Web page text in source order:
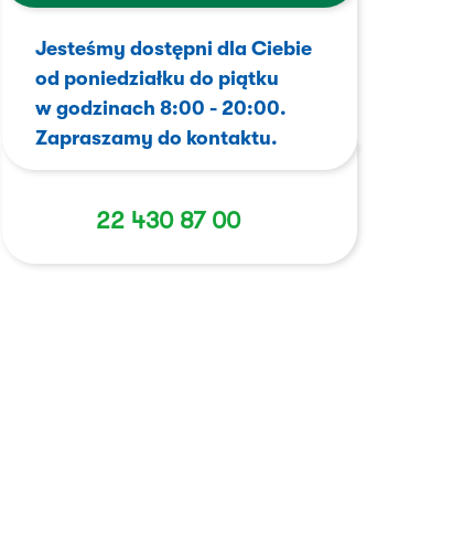
Jesteśmy dostępni dla Ciebie
od poniedziałku do piątku
w godzinach 8:00 - 20:00.
Zapraszamy do kontaktu.
22 430 87 00